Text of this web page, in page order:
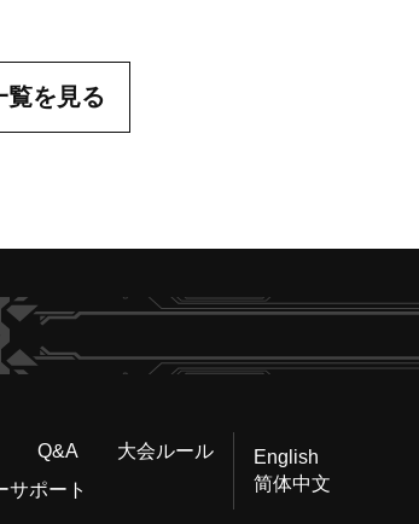
覧を見る
ンガードch
Q&A
大会ルール
サポート
English
简体中文